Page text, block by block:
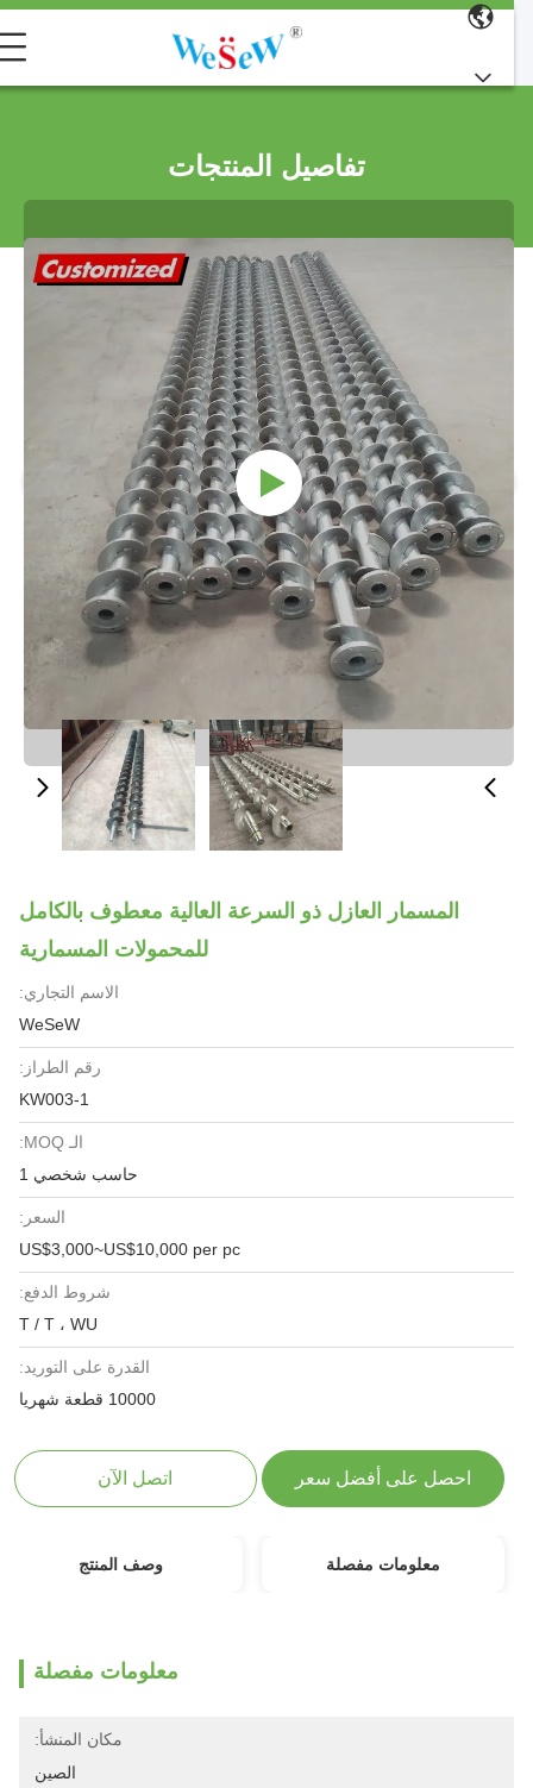
تفاصيل المنتجات
المسمار العازل ذو السرعة العالية معطوف بالكامل
للمحمولات المسمارية
الاسم التجاري:
WeSeW
رقم الطراز:
KW003-1
الـ MOQ:
حاسب شخصي 1
السعر:
US$3,000~US$10,000 per pc
شروط الدفع:
T / T ، WU
القدرة على التوريد:
10000 قطعة شهريا
احصل على أفضل سعر اتصل الآن
معلومات مفصلة وصف المنتج
معلومات مفصلة
مكان المنشأ:
الصين